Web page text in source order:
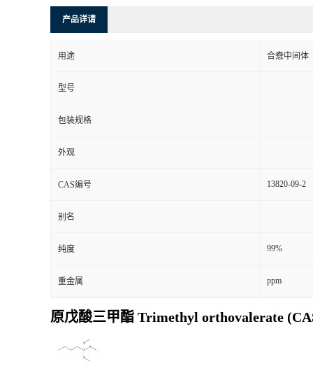
产品详请
用途 合憃中间体
型号
包装规格
外观
CAS编号 13820-09-2
别名
纯度 99%
重金属 ppm
原戊酸三甲酯 Trimethyl orthovalerate